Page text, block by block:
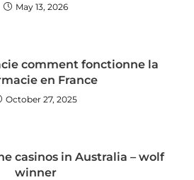
May 13, 2026
comment fonctionne la
en France
October 27, 2025
casinos in Australia – wolf
winner